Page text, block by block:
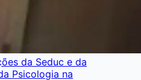
da Seduc e da
Psicologia na